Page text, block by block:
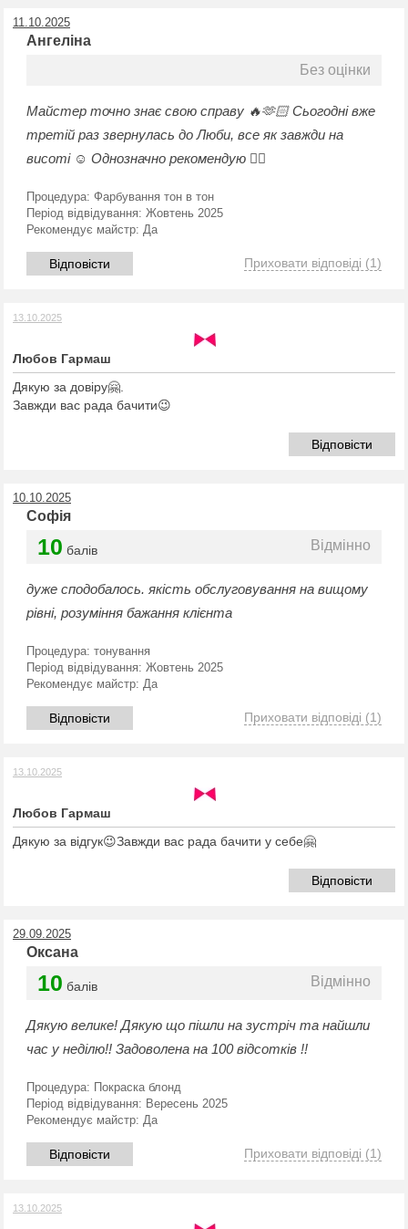
11.10.2025
Ангеліна
Без оцінки
Майстер точно знає свою справу 🔥🫶🏻 Сьогодні вже
третій раз звернулась до Люби, все як завжди на
висоті ☺️ Однозначно рекомендую ❤️‍🔥
Процедура: Фарбування тон в тон
Період відвідування: Жовтень 2025
Рекомендує майстр: Да
Відповісти Приховати відповіді (1)
13.10.2025
Любов Гармаш
Дякую за довіру🤗.
Завжди вас рада бачити😉
Відповісти
10.10.2025
Софія
10 балів Відмінно
дуже сподобалось. якість обслуговування на вищому
рівні, розуміння бажання клієнта
Процедура: тонування
Період відвідування: Жовтень 2025
Рекомендує майстр: Да
Відповісти Приховати відповіді (1)
13.10.2025
Любов Гармаш
Дякую за відгук😉Завжди вас рада бачити у себе🤗
Відповісти
29.09.2025
Оксана
10 балів Відмінно
Дякую велике! Дякую що пішли на зустріч та найшли
час у неділю!! Задоволена на 100 відсотків !!
Процедура: Покраска блонд
Період відвідування: Вересень 2025
Рекомендує майстр: Да
Відповісти Приховати відповіді (1)
13.10.2025